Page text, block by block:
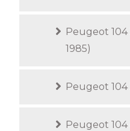
Peugeot 104
1985)
Peugeot 104
Peugeot 104